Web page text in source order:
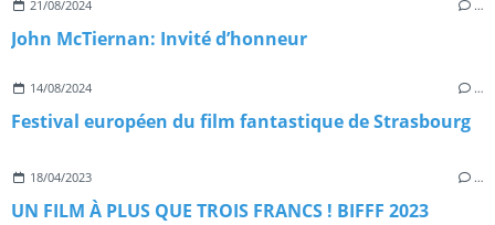
21/08/2024 …
John McTiernan: Invité d’honneur
14/08/2024 …
Festival européen du film fantastique de Strasbourg
18/04/2023 …
UN FILM À PLUS QUE TROIS FRANCS ! BIFFF 2023